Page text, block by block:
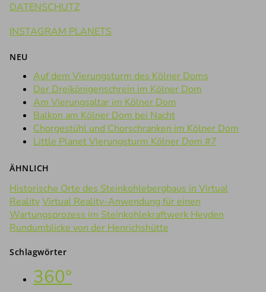
DATENSCHUTZ
INSTAGRAM PLANETS
NEU
Auf dem Vierungsturm des Kölner Doms
Der Dreikönigenschrein im Kölner Dom
Am Vierungsaltar im Kölner Dom
Balkon am Kölner Dom bei Nacht
Chorgestühl und Chorschranken im Kölner Dom
Little Planet Vierungsturm Kölner Dom #7
ÄHNLICH
Historische Orte des Steinkohlebergbaus in Virtual
RealityVirtual Reality-Anwendung für einen
Wartungsprozess im Steinkohlekraftwerk Heyden
Rundumblicke von der Henrichshütte
Schlagwörter
360°